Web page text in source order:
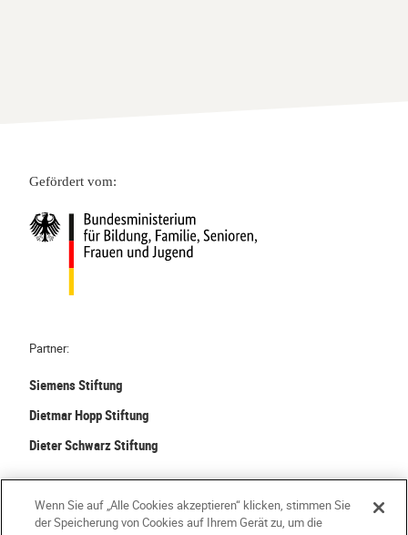
Gefördert vom:
Partner:
Siemens Stiftung
Dietmar Hopp Stiftung
Dieter Schwarz Stiftung
Wenn Sie auf „Alle Cookies akzeptieren“ klicken, stimmen Sie
der Speicherung von Cookies auf Ihrem Gerät zu, um die